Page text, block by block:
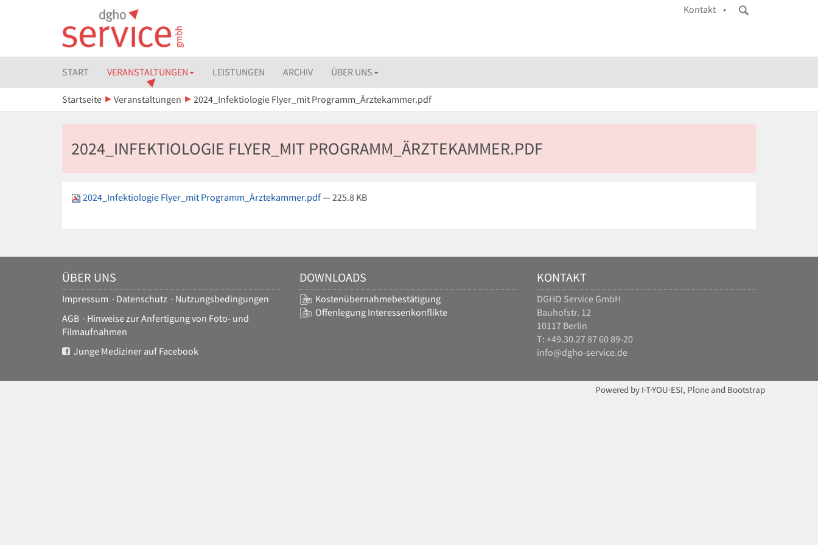
Kontakt •
START VERANSTALTUNGEN LEISTUNGEN ARCHIV ÜBER UNS
Startseite Veranstaltungen 2024_Infektiologie Flyer_mit Programm_Ärztekammer.pdf
2024_INFEKTIOLOGIE FLYER_MIT PROGRAMM_ÄRZTEKAMMER.PDF
2024_Infektiologie Flyer_mit Programm_Ärztekammer.pdf— 225.8 KB
ÜBER UNS
Impressum · Datenschutz · Nutzungsbedingungen
AGB · Hinweise zur Anfertigung von Foto- und
Filmaufnahmen
Junge Mediziner auf Facebook
DOWNLOADS
Kostenübernahmebestätigung
Offenlegung Interessenkonflikte
KONTAKT
DGHO Service GmbH
Bauhofstr. 12
10117 Berlin
T: +49.30.27 87 60 89-20
info@dgho-service.de
Powered by I·T·YOU·ESI, Plone and Bootstrap